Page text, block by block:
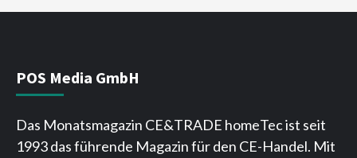
POS Media GmbH
Das Monatsmagazin CE&TRADE homeTec ist seit
1993 das führende Magazin für den CE-Handel. Mit